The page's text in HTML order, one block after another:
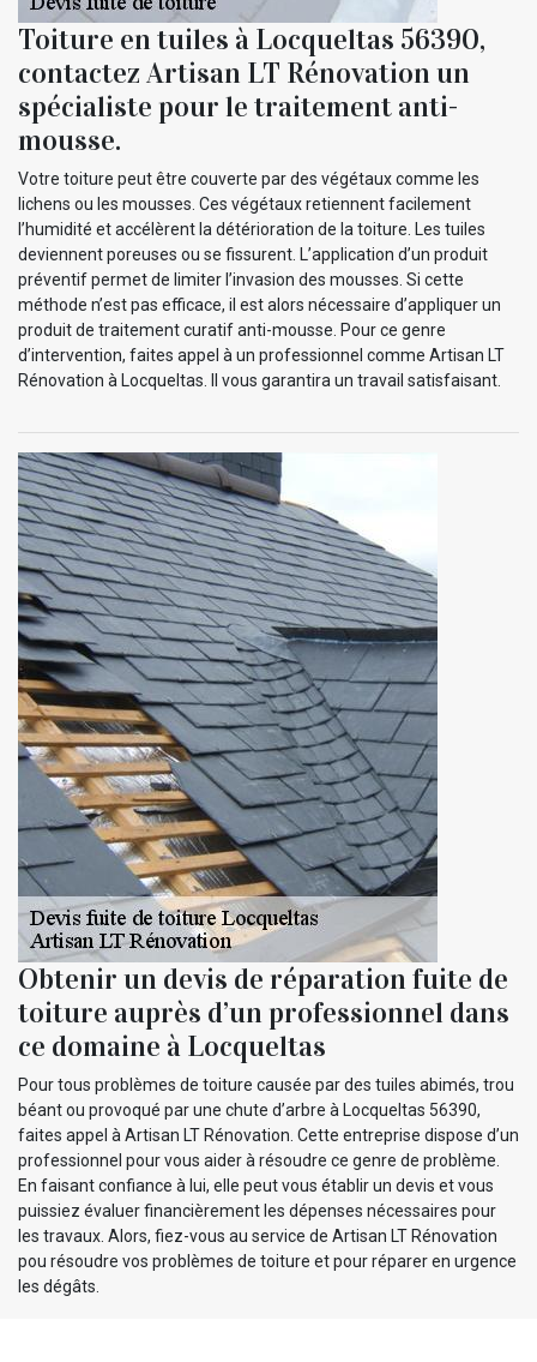
Toiture en tuiles à Locqueltas 56390,
contactez Artisan LT Rénovation un
spécialiste pour le traitement anti-
mousse.
Votre toiture peut être couverte par des végétaux comme les
lichens ou les mousses. Ces végétaux retiennent facilement
l’humidité et accélèrent la détérioration de la toiture. Les tuiles
deviennent poreuses ou se fissurent. L’application d’un produit
préventif permet de limiter l’invasion des mousses. Si cette
méthode n’est pas efficace, il est alors nécessaire d’appliquer un
produit de traitement curatif anti-mousse. Pour ce genre
d’intervention, faites appel à un professionnel comme Artisan LT
Rénovation à Locqueltas. Il vous garantira un travail satisfaisant.
Obtenir un devis de réparation fuite de
toiture auprès d’un professionnel dans
ce domaine à Locqueltas
Pour tous problèmes de toiture causée par des tuiles abimés, trou
béant ou provoqué par une chute d’arbre à Locqueltas 56390,
faites appel à Artisan LT Rénovation. Cette entreprise dispose d’un
professionnel pour vous aider à résoudre ce genre de problème.
En faisant confiance à lui, elle peut vous établir un devis et vous
puissiez évaluer financièrement les dépenses nécessaires pour
les travaux. Alors, fiez-vous au service de Artisan LT Rénovation
pou résoudre vos problèmes de toiture et pour réparer en urgence
les dégâts.